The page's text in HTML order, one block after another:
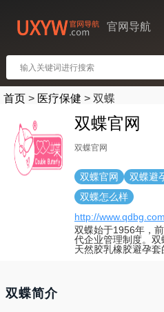
官网导航
首页 > 医疗保健 > 双蝶
双蝶官网
双蝶官网
双蝶官网 双蝶避
双蝶怎么样
http://www.qdbg.com
双蝶始于1956年，
代企业管理制度。
天然胶乳橡胶避孕套
双蝶简介